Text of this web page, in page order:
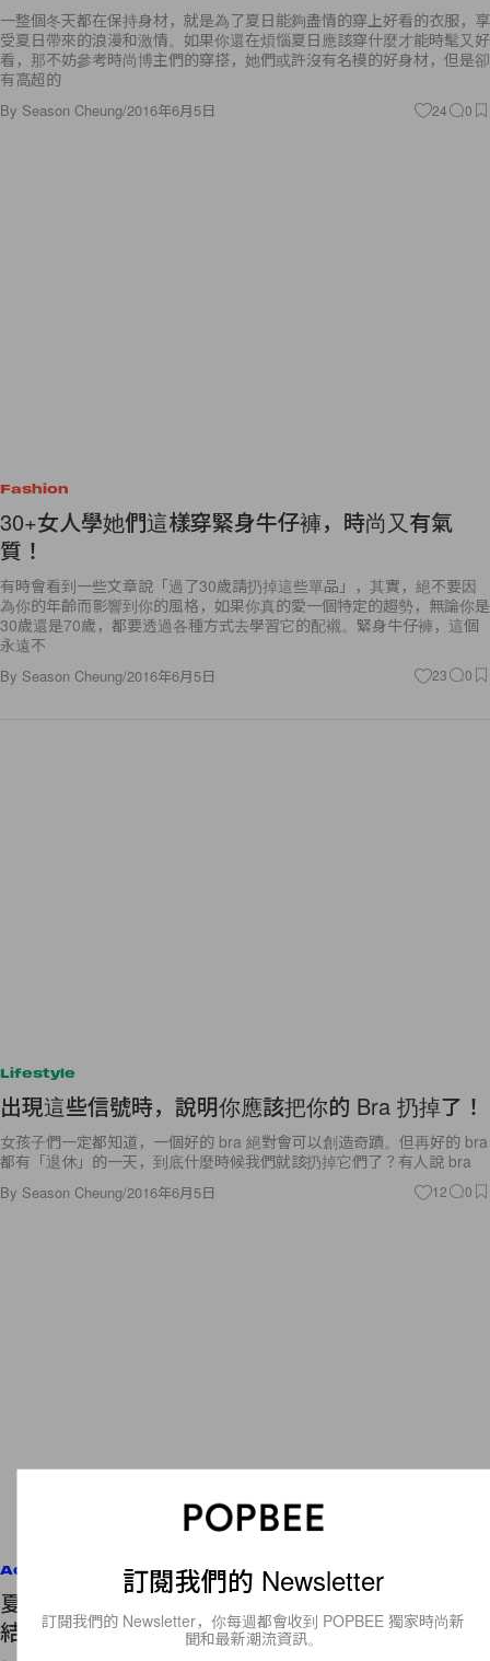
一整個冬天都在保持身材，就是為了夏日能夠盡情的穿上好看的衣服，享
受夏日帶來的浪漫和激情。如果你還在煩惱夏日應該穿什麼才能時髦又好
看，那不妨參考時尚博主們的穿搭，她們或許沒有名模的好身材，但是卻
有高超的
By Season Cheung/2016年6月5日 24 0
Fashion
30+女人學她們這樣穿緊身牛仔褲，時尚又有氣
質！
有時會看到一些文章說「過了30歲請扔掉這些單品」，其實，絕不要因
為你的年齡而影響到你的風格，如果你真的愛一個特定的趨勢，無論你是
30歲還是70歲，都要透過各種方式去學習它的配襯。緊身牛仔褲，這個
永遠不
By Season Cheung/2016年6月5日 23 0
Lifestyle
出現這些信號時，說明你應該把你的 Bra 扔掉了！
女孩子們一定都知道，一個好的 bra 絕對會可以創造奇蹟。但再好的 bra
都有「退休」的一天，到底什麼時候我們就該扔掉它們了？有人說 bra
By Season Cheung/2016年6月5日 12 0
Accessories
夏日度假 look 必備！Vans 帆布鞋與草履鞋的完美
結合！
訂閱我們的 Newsletter
訂閱我們的 Newsletter，你每週都會收到 POPBEE 獨家時尚新
聞和最新潮流資訊。